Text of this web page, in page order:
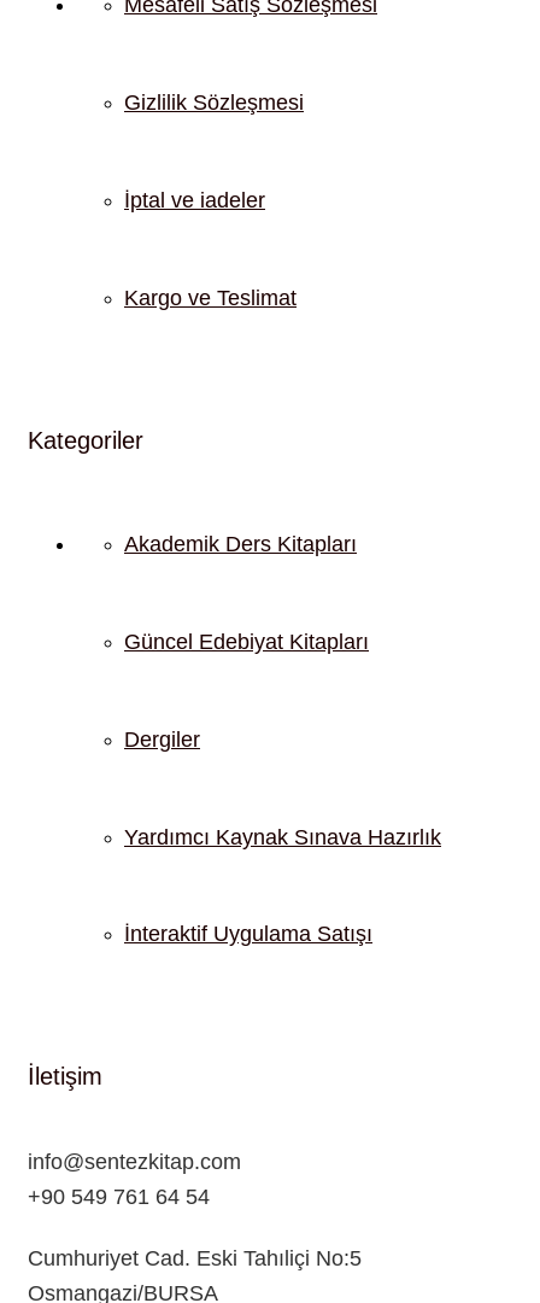
Mesafeli Satış Sözleşmesi
Gizlilik Sözleşmesi
İptal ve iadeler
Kargo ve Teslimat
Kategoriler
Akademik Ders Kitapları
Güncel Edebiyat Kitapları
Dergiler
Yardımcı Kaynak Sınava Hazırlık
İnteraktif Uygulama Satışı
İletişim
info@sentezkitap.com
+90 549 761 64 54
Cumhuriyet Cad. Eski Tahıliçi No:5
Osmangazi/BURSA